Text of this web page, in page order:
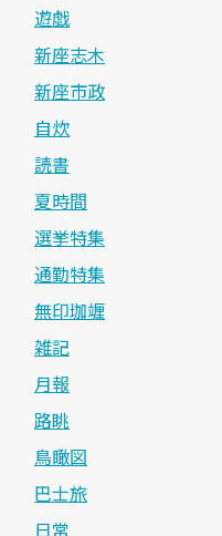
遊戯
新座志木
新座市政
自炊
読書
夏時間
選挙特集
通勤特集
無印珈竰
雑記
月報
路眺
鳥瞰図
巴士旅
日常